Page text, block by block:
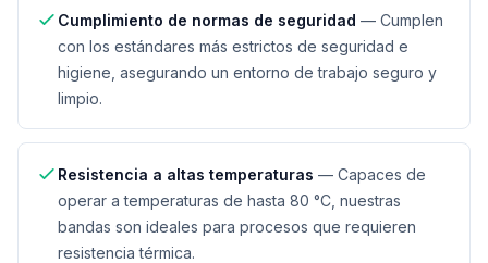
Cumplimiento de normas de seguridad — Cumplen
con los estándares más estrictos de seguridad e
higiene, asegurando un entorno de trabajo seguro y
limpio.
Resistencia a altas temperaturas — Capaces de
operar a temperaturas de hasta 80 °C, nuestras
bandas son ideales para procesos que requieren
resistencia térmica.